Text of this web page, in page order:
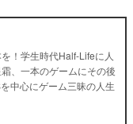
！学生時代Half-Lifeに人
、一本のゲームにその後
中心にゲーム三昧の人生